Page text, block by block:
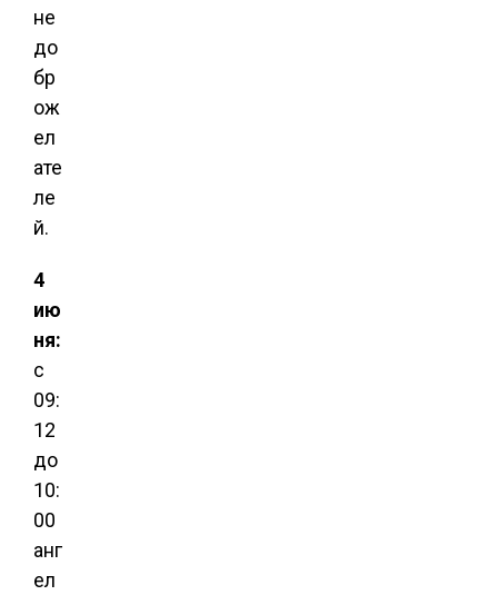
не
до
бр
ож
ел
ате
ле
й.
4
ию
ня:
с
09:
12
до
10:
00
анг
ел